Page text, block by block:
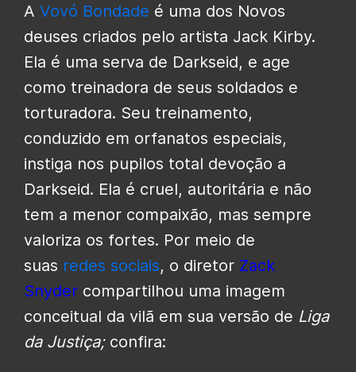
A Vovó Bondade é uma dos Novos
deuses criados pelo artista Jack Kirby.
Ela é uma serva de Darkseid, e age
como treinadora de seus soldados e
torturadora. Seu treinamento,
conduzido em orfanatos especiais,
instiga nos pupilos total devoção a
Darkseid. Ela é cruel, autoritária e não
tem a menor compaixão, mas sempre
valoriza os fortes. Por meio de
suas redes sociais, o diretor Zack
Snyder compartilhou uma imagem
conceitual da vilã em sua versão de Liga
da Justiça;confira: